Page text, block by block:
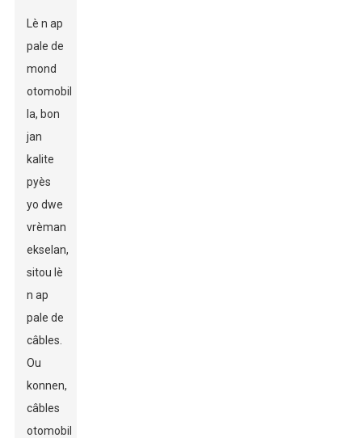
Lè n ap
pale de
mond
otomobil
la, bon
jan
kalite
pyès
yo dwe
vrèman
ekselan,
sitou lè
n ap
pale de
câbles.
Ou
konnen,
câbles
otomobil